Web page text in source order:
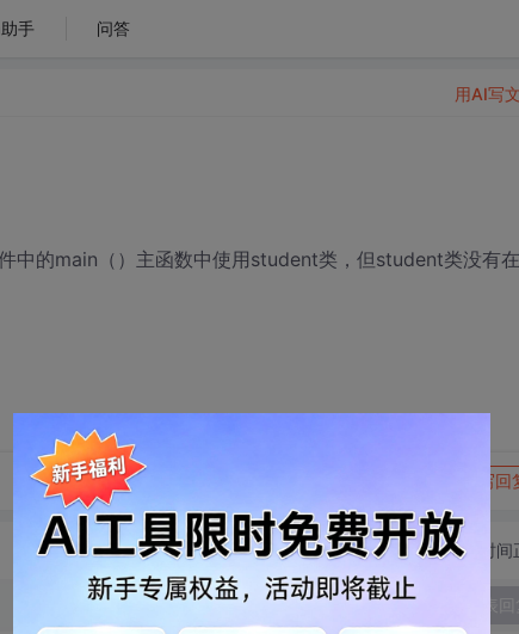
手 问答
的main（）主函数中使用student类，但student类没有
转发到动态 写回
用AI写
切换为时间